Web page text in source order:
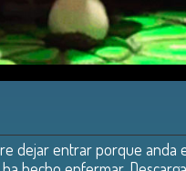
dejar entrar porque